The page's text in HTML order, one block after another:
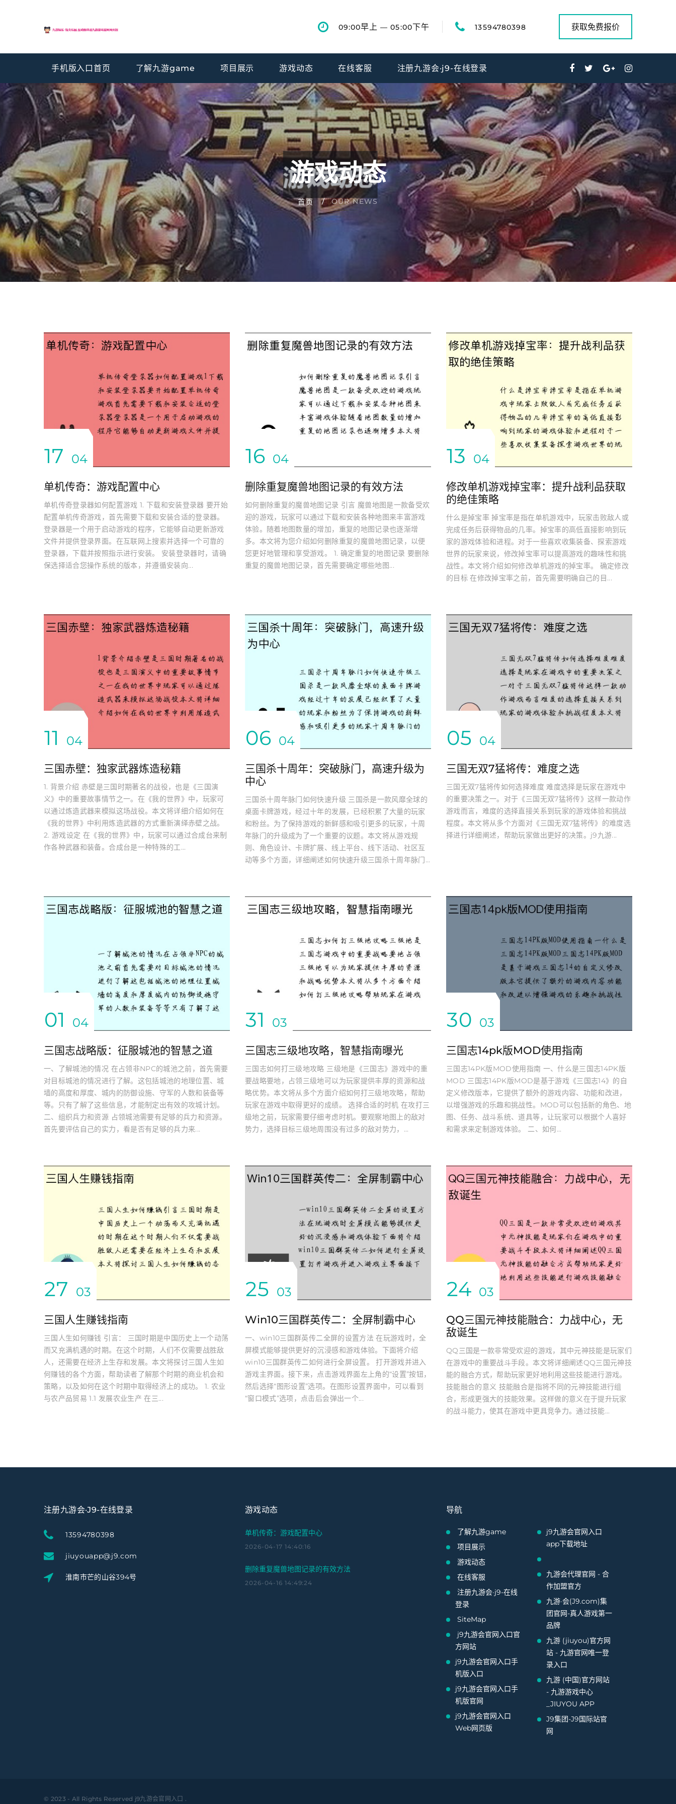
09:00早上 — 05:00下午 13594780398 获取免费报价
手机版入口首页 了解九游game 项目展示 游戏动态 在线客服 注册九游会·j9-在线登录
游戏动态
首页 OUR NEWS
17 04
单机传奇：游戏配置中心
单机传奇登录器如何配置游戏 1. 下载和安装登录器 要开始
配置单机传奇游戏，首先需要下载和安装合适的登录器。
登录器是一个用于启动游戏的程序，它能够自动更新游戏
文件并提供登录界面。在互联网上搜索并选择一个可靠的
登录器，下载并按照指示进行安装。 安装登录器时，请确
保选择适合您操作系统的版本，并遵循安装向...
16 04
删除重复魔兽地图记录的有效方法
如何删除重复的魔兽地图记录 引言 魔兽地图是一款备受欢
迎的游戏，玩家可以通过下载和安装各种地图来丰富游戏
体验。随着地图数量的增加，重复的地图记录也逐渐增
多。本文将为您介绍如何删除重复的魔兽地图记录，以便
您更好地管理和享受游戏。 1. 确定重复的地图记录 要删除
重复的魔兽地图记录，首先需要确定哪些地图...
13 04
修改单机游戏掉宝率：提升战利品获取
的绝佳策略
什么是掉宝率 掉宝率是指在单机游戏中，玩家击败敌人或
完成任务后获得物品的几率。掉宝率的高低直接影响到玩
家的游戏体验和进程。对于一些喜欢收集装备、探索游戏
世界的玩家来说，修改掉宝率可以提高游戏的趣味性和挑
战性。本文将介绍如何修改单机游戏的掉宝率。 确定修改
的目标 在修改掉宝率之前，首先需要明确自己的目...
11 04
三国赤壁：独家武器炼造秘籍
1. 背景介绍 赤壁是三国时期著名的战役，也是《三国演
义》中的重要故事情节之一。在《我的世界》中，玩家可
以通过炼造武器来模拟这场战役。本文将详细介绍如何在
《我的世界》中利用炼造武器的方式重新演绎赤壁之战。
2. 游戏设定 在《我的世界》中，玩家可以通过合成台来制
作各种武器和装备。合成台是一种特殊的工...
06 04
三国杀十周年：突破脉门，高速升级为
中心
三国杀十周年脉门如何快速升级 三国杀是一款风靡全球的
桌面卡牌游戏，经过十年的发展，已经积累了大量的玩家
和粉丝。为了保持游戏的新鲜感和吸引更多的玩家，十周
年脉门的升级成为了一个重要的议题。本文将从游戏规
则、角色设计、卡牌扩展、线上平台、线下活动、社区互
动等多个方面，详细阐述如何快速升级三国杀十周年脉门...
05 04
三国无双7猛将传：难度之选
三国无双7猛将传如何选择难度 难度选择是玩家在游戏中
的重要决策之一。对于《三国无双7猛将传》这样一款动作
游戏而言，难度的选择直接关系到玩家的游戏体验和挑战
程度。本文将从多个方面对《三国无双7猛将传》的难度选
择进行详细阐述，帮助玩家做出更好的决策。j9九游...
01 04
三国志战略版：征服城池的智慧之道
一、了解城池的情况 在占领非NPC的城池之前，首先需要
对目标城池的情况进行了解。这包括城池的地理位置、城
墙的高度和厚度、城内的防御设施、守军的人数和装备等
等。只有了解了这些信息，才能制定出有效的攻城计划。
二、组织兵力和资源 占领城池需要有足够的兵力和资源。
首先要评估自己的实力，看是否有足够的兵力来...
31 03
三国志三级地攻略，智慧指南曝光
三国志如何打三级地攻略 三级地是《三国志》游戏中的重
要战略要地，占领三级地可以为玩家提供丰厚的资源和战
略优势。本文将从多个方面介绍如何打三级地攻略，帮助
玩家在游戏中取得更好的成绩。 选择合适的时机 在攻打三
级地之前，玩家需要仔细考虑时机。要观察地图上的敌对
势力，选择目标三级地周围没有过多的敌对势力，...
30 03
三国志14pk版MOD使用指南
三国志14PK版MOD使用指南 一、什么是三国志14PK版
MOD 三国志14PK版MOD是基于游戏《三国志14》的自
定义修改版本，它提供了额外的游戏内容、功能和改进，
以增强游戏的乐趣和挑战性。MOD可以包括新的角色、地
图、任务、战斗系统、道具等，让玩家可以根据个人喜好
和需求来定制游戏体验。 二、如何...
27 03
三国人生赚钱指南
三国人生如何赚钱 引言： 三国时期是中国历史上一个动荡
而又充满机遇的时期。在这个时期，人们不仅需要战胜敌
人，还需要在经济上生存和发展。本文将探讨三国人生如
何赚钱的各个方面，帮助读者了解那个时期的商业机会和
策略，以及如何在这个时期中取得经济上的成功。 1. 农业
与农产品贸易 1.1 发展农业生产 在三...
25 03
Win10三国群英传二：全屏制霸中心
一、win10三国群英传二全屏的设置方法 在玩游戏时，全
屏模式能够提供更好的沉浸感和游戏体验。下面将介绍
win10三国群英传二如何进行全屏设置。 打开游戏并进入
游戏主界面。接下来，点击游戏界面左上角的“设置”按钮，
然后选择“图形设置”选项。在图形设置界面中，可以看到
“窗口模式”选项，点击后会弹出一个...
24 03
QQ三国元神技能融合：力战中心，无
敌诞生
QQ三国是一款非常受欢迎的游戏，其中元神技能是玩家们
在游戏中的重要战斗手段。本文将详细阐述QQ三国元神技
能的融合方式，帮助玩家更好地利用这些技能进行游戏。
技能融合的意义 技能融合是指将不同的元神技能进行组
合，形成更强大的技能效果。这样做的意义在于提升玩家
的战斗能力，使其在游戏中更具竞争力。通过技能...
注册九游会·J9-在线登录
13594780398
jiuyouapp@j9.com
淮南市芒的山谷394号
游戏动态
单机传奇：游戏配置中心
2026-04-17 14:40:16
删除重复魔兽地图记录的有效方法
2026-04-16 14:49:24
导航
了解九游game
项目展示
游戏动态
在线客服
注册九游会·j9-在线
登录
SiteMap
j9九游会官网入口官
方网站
j9九游会官网入口手
机版入口
j9九游会官网入口手
机版官网
j9九游会官网入口
Web网页版
j9九游会官网入口
app下载地址
九游会代理官网 - 合
作加盟官方
九游·会(J9.com)集
团官网-真人游戏第一
品牌
九游 (jiuyou)官方网
站 - 九游官网唯一登
录入口
九游 (中国)官方网站
- 九游游戏中心
_JIUYOU APP
J9集团-J9国际站官
网
© 2023 - All Rights Reserved j9九游会官网入口 .